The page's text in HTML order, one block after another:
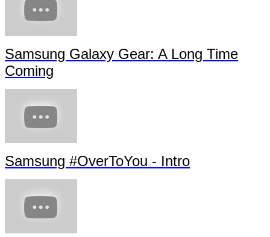
Samsung Galaxy Gear: A Long Time
Coming
Samsung #OverToYou - Intro